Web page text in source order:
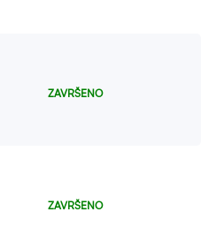
ZAVRŠENO
ZAVRŠENO